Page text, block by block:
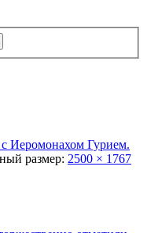
с Иеромонахом Гурием.
размер: 2500 × 1767